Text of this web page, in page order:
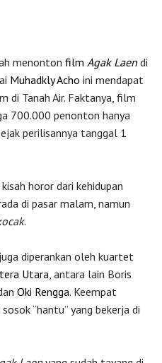
menonton film Agak Laen di
Muhadkly Acho ini mendapat
di Tanah Air. Faktanya, film
700.000 penonton hanya
perilisannya tanggal 1
horor dari kehidupan
di pasar malam, namun
.
juga diperankan oleh kuartet
Utara , antara lain Boris
Oki Rengga. Keempat
“hantu” yang bekerja di